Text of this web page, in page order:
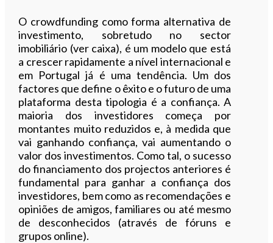
O crowdfunding como forma alternativa de
investimento, sobretudo no sector
imobiliário (ver caixa), é um modelo que está
a crescer rapidamente a nível internacional e
em Portugal já é uma tendência. Um dos
factores que define o êxito e o futuro de uma
plataforma desta tipologia é a confiança. A
maioria dos investidores começa por
montantes muito reduzidos e, à medida que
vai ganhando confiança, vai aumentando o
valor dos investimentos. Como tal, o sucesso
do financiamento dos projectos anteriores é
fundamental para ganhar a confiança dos
investidores, bem como as recomendações e
opiniões de amigos, familiares ou até mesmo
de desconhecidos (através de fóruns e
grupos online).